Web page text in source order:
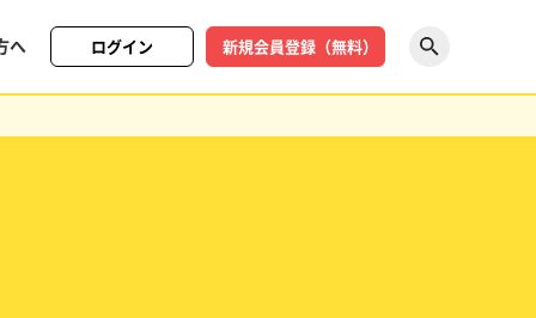
へ ログイン 新規会員登録（無料）